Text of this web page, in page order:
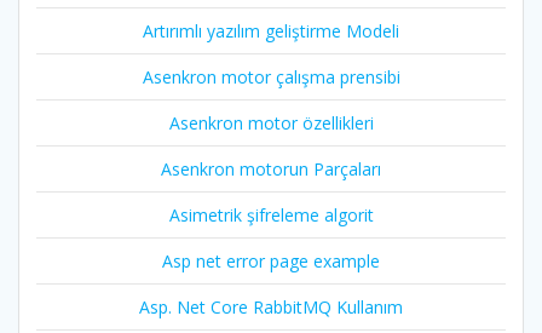
Artırımlı yazılım geliştirme Modeli
Asenkron motor çalışma prensibi
Asenkron motor özellikleri
Asenkron motorun Parçaları
Asimetrik şifreleme algorit
Asp net error page example
Asp. Net Core RabbitMQ Kullanım